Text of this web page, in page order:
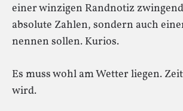
einer winzigen Randnotiz
absolute Zahlen, sondern auch
nennen sollen. Kurios.
Es muss wohl am Wetter liegen.
wird.